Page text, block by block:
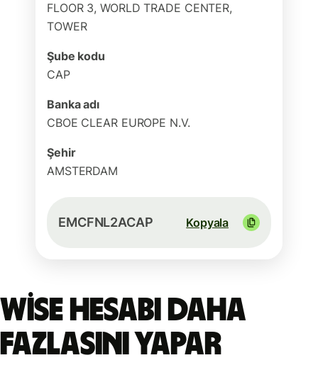
FLOOR 3, WORLD TRADE CENTER,
TOWER
Şube kodu
CAP
Banka adı
CBOE CLEAR EUROPE N.V.
Şehir
AMSTERDAM
EMCFNL2ACAP Kopyala
Wise hesabı daha
fazlasını yapar